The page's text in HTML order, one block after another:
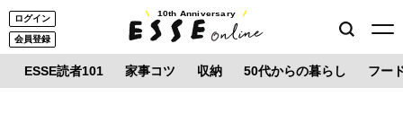
ログイン
会員登録
10th Anniversary
ESSE読者101 家事コツ 収納 50代からの暮らし フー